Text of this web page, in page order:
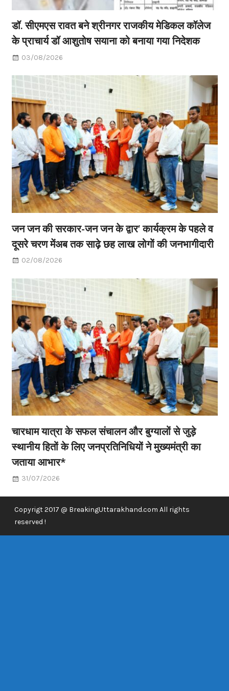
डॉ. सीएमएस रावत बने श्रीनगर राजकीय मेडिकल कॉलेज
के प्राचार्य डॉ आशुतोष सयाना को बनाया गया निदेशक
03/08/2026
जन जन की सरकार-जन जन के द्वार’ कार्यक्रम के पहले व
दूसरे चरण मेंअब तक साढ़े छह लाख लोगों की जनभागीदारी
02/08/2026
चारधाम यात्रा के सफल संचालन और बुग्यालों से जुड़े
स्थानीय हितों के लिए जनप्रतिनिधियों ने मुख्यमंत्री का
जताया आभार*
31/07/2026
Copyrigt 2017 @ BreakingUttarakhand.com All rights
reserved !